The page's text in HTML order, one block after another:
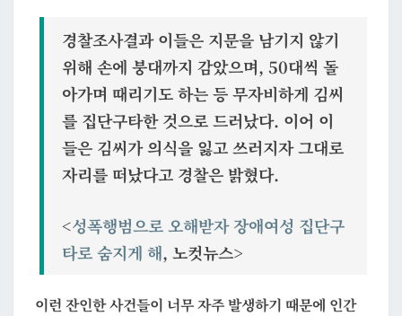
경찰조사결과 이들은 지문을 남기지 않기
위해 손에 붕대까지 감았으며, 50대씩 돌
아가며 때리기도 하는 등 무자비하게 김씨
를 집단구타한 것으로 드러났다. 이어 이
들은 김씨가 의식을 잃고 쓰러지자 그대로
자리를 떠났다고 경찰은 밝혔다.
<성폭행범으로 오해받자 장애여성 집단구
타로 숨지게 해, 노컷뉴스>
이런 잔인한 사건들이 너무 자주 발생하기 때문에 인간